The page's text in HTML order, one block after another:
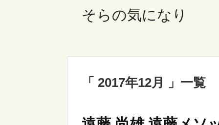
そらの気になり
2017年12月 一覧